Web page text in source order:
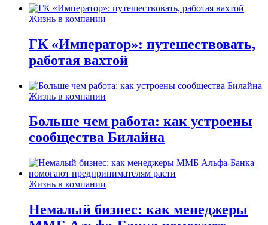
Жизнь в компании
ГК «Император»: путешествовать,
работая вахтой
Жизнь в компании
Больше чем работа: как устроены
сообщества Билайна
Жизнь в компании
Немалый бизнес: как менеджеры